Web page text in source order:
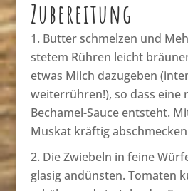
Zubereitung
Butter schmelzen und
stetem Rühren leicht
etwas Milch dazugeben
weiterrühren!), so dass eine
Bechamel-Sauce entsteht.
Muskat kräftig
Die Zwiebeln in feine
glasig andünsten. Tomaten